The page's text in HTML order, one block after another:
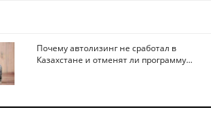
Почему автолизинг не сработал в
Казахстане и отменят ли программу...